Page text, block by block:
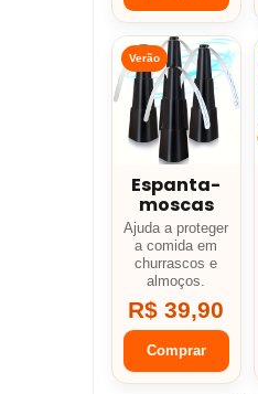
Verão
Espanta-
moscas
Ajuda a proteger
a comida em
churrascos e
almoços.
R$ 39,90
Comprar